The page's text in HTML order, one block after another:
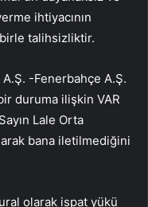
ihtiyacının
talihsizliktir.
-Fenerbahçe A.Ş.
duruma ilişkin VAR
Lale Orta
bana iletilmediğini
olarak ispat yükü